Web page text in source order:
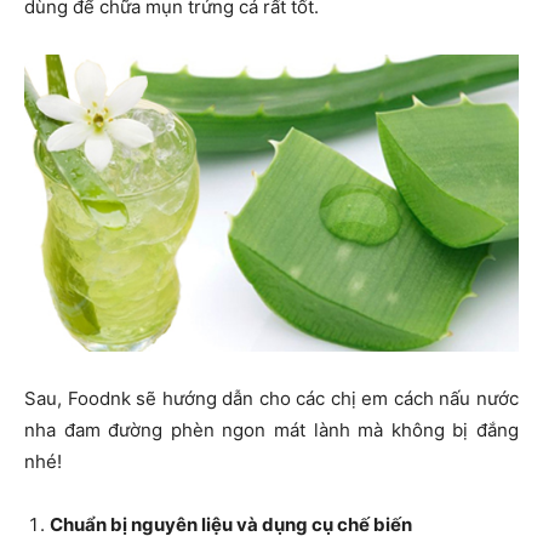
dùng để chữa mụn trứng cá rất tốt.
Sau, Foodnk sẽ hướng dẫn cho các chị em cách nấu nước
nha đam đường phèn ngon mát lành mà không bị đắng
nhé!
Chuẩn bị nguyên liệu và dụng cụ chế biến